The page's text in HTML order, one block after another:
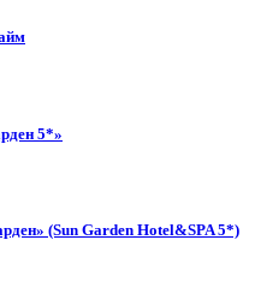
5*»
(Sun Garden Hotel&SPA 5*)